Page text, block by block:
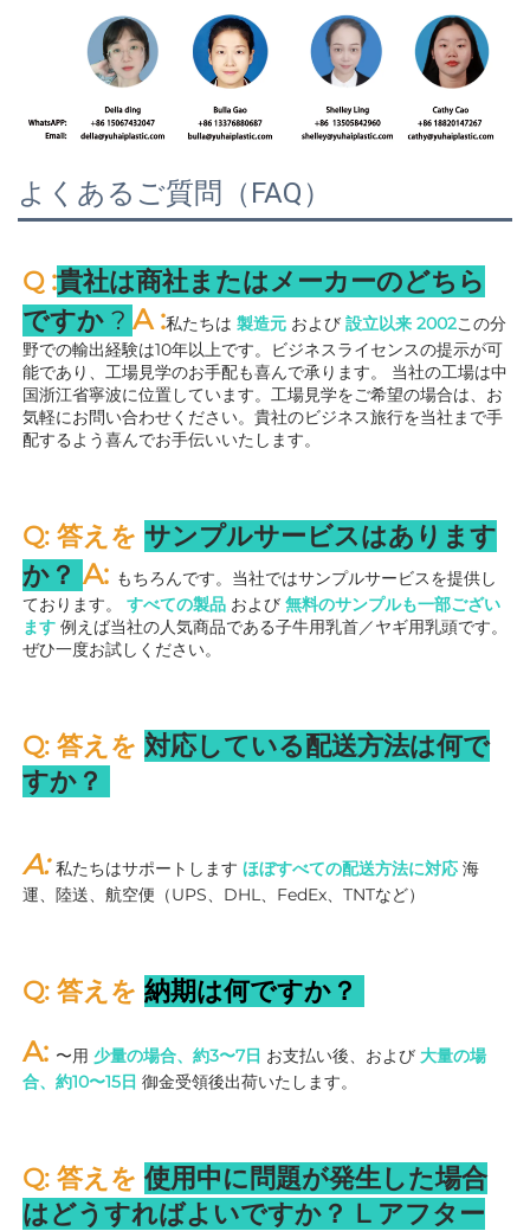
よくあるご質問（FAQ）
Q :貴社は商社またはメーカーのどちら
ですか ? A :私たちは 製造元 および 設立以来 2002この分
野での輸出経験は10年以上です。ビジネスライセンスの提示が可
能であり、工場見学のお手配も喜んで承ります。 当社の工場は中
国浙江省寧波に位置しています。工場見学をご希望の場合は、お
気軽にお問い合わせください。貴社のビジネス旅行を当社まで手
配するよう喜んでお手伝いいたします。
Q: 答えを サンプルサービスはあります
か？ A: もちろんです。当社ではサンプルサービスを提供し
ております。 すべての製品 および 無料のサンプルも一部ござい
ます 例えば当社の人気商品である子牛用乳首／ヤギ用乳頭です。
ぜひ一度お試しください。
Q: 答えを 対応している配送方法は何で
すか？
A: 私たちはサポートします ほぼすべての配送方法に対応 海
運、陸送、航空便（UPS、DHL、FedEx、TNTなど）
Q: 答えを 納期は何ですか？
A: 〜用 少量の場合、約3〜7日 お支払い後、および 大量の場
合、約10〜15日 御金受領後出荷いたします。
Q: 答えを 使用中に問題が発生した場合
はどうすればよいですか？ L アフター